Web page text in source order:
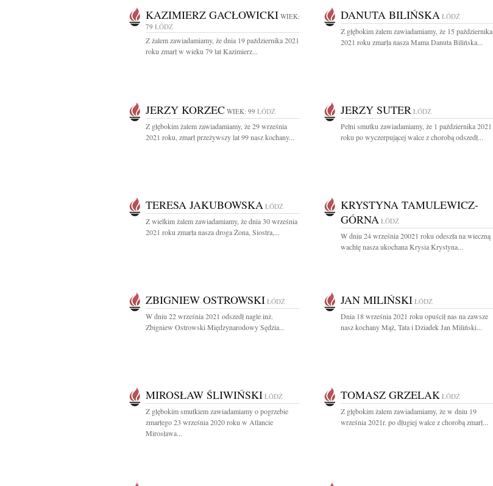
KAZIMIERZ GACŁOWICKI WIEK:
79 ŁÓDŹ
Z żalem zawiadamiamy, że dnia 19 października 2021
roku zmarł w wieku 79 lat Kazimierz...
DANUTA BILIŃSKA ŁÓDŹ
Z głębokim żalem zawiadamiamy, że 15 października
2021 roku zmarła nasza Mama Danuta Bilińska...
JERZY KORZEC WIEK: 99 ŁÓDŹ
Z głębokim żalem zawiadamiamy, że 29 września
2021 roku, zmarł przeżywszy lat 99 nasz kochany...
JERZY SUTER ŁÓDŹ
Pełni smutku zawiadamiamy, że 1 października 2021
roku po wyczerpującej walce z chorobą odszedł...
TERESA JAKUBOWSKA ŁÓDŹ
Z wielkim żalem zawiadamiamy, że dnia 30 września
2021 roku zmarła nasza droga Żona, Siostra,...
KRYSTYNA TAMULEWICZ-
GÓRNA ŁÓDŹ
W dniu 24 września 20021 roku odeszła na wieczną
wachtę nasza ukochana Krysia Krystyna...
ZBIGNIEW OSTROWSKI ŁÓDŹ
W dniu 22 września 2021 odszedł nagle inż.
Zbigniew Ostrowski Międzynarodowy Sędzia...
JAN MILIŃSKI ŁÓDŹ
Dnia 18 września 2021 roku opuścił nas na zawsze
nasz kochany Mąż, Tata i Dziadek Jan Miliński...
MIROSŁAW ŚLIWIŃSKI ŁÓDŹ
Z głębokim smutkiem zawiadamiamy o pogrzebie
zmarłego 23 września 2020 roku w Atlancie
Mirosława...
TOMASZ GRZELAK ŁÓDŹ
Z głębokim żalem zawiadamiamy, że w dniu 19
września 2021r. po długiej walce z chorobą zmarł...